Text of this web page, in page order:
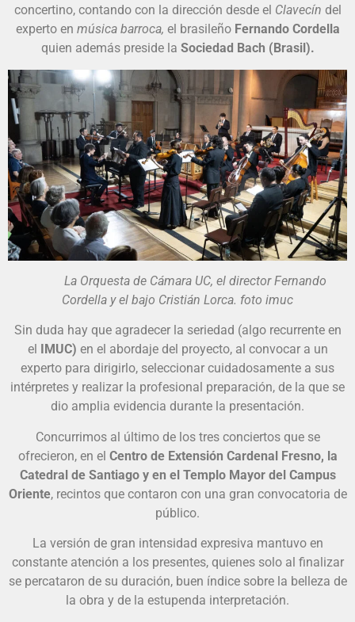
concertino, contando con la dirección desde el Clavecín del
experto en música barroca, el brasileño Fernando Cordella
quien además preside la Sociedad Bach (Brasil).
La Orquesta de Cámara UC, el director Fernando
Cordella y el bajo Cristián Lorca. foto imuc
Sin duda hay que agradecer la seriedad (algo recurrente en
el
IMUC) en el abordaje del proyecto, al convocar a un
experto para dirigirlo, seleccionar cuidadosamente a sus
intérpretes y realizar la profesional preparación, de la que se
dio amplia evidencia durante la presentación.
Concurrimos al último de los tres conciertos que se
ofrecieron, en el Centro de Extensión Cardenal Fresno, la
Catedral de Santiago y en el Templo Mayor del Campus
Oriente, recintos que contaron con una gran convocatoria de
público.
La versión de gran intensidad expresiva mantuvo en
constante atención a los presentes, quienes solo al finalizar
se percataron de su duración, buen índice sobre la belleza de
la obra y de la estupenda interpretación.